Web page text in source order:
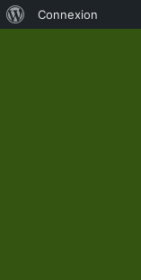
Connexion